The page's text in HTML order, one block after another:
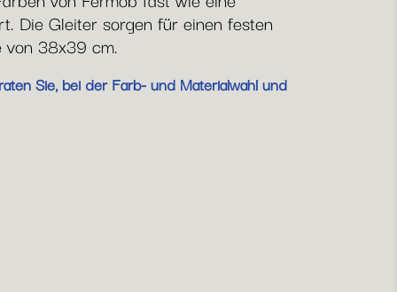
Die Gleiter sorgen für einen festen
von 38x39 cm.
Sie, bei der Farb- und Materialwahl und